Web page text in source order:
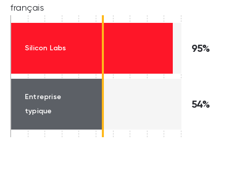
français
Silicon Labs 95%
Entreprise
typique
54%